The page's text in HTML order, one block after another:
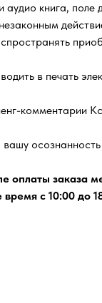
аудио книга, поле
в печать
комментарии
оплаты заказа
время с 10:00 до